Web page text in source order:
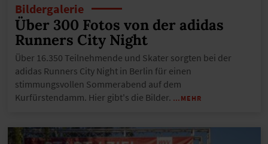
Bildergalerie
Über 300 Fotos von der adidas
Runners City Night
Über 16.350 Teilnehmende und Skater sorgten bei der
adidas Runners City Night in Berlin für einen
stimmungsvollen Sommerabend auf dem
Kurfürstendamm. Hier gibt's die Bilder. …MEHR